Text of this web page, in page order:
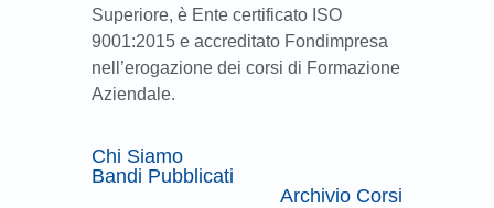
Superiore, è Ente certificato ISO
9001:2015 e accreditato Fondimpresa
nell’erogazione dei corsi di Formazione
Aziendale.
Chi Siamo
Bandi Pubblicati
Archivio Corsi